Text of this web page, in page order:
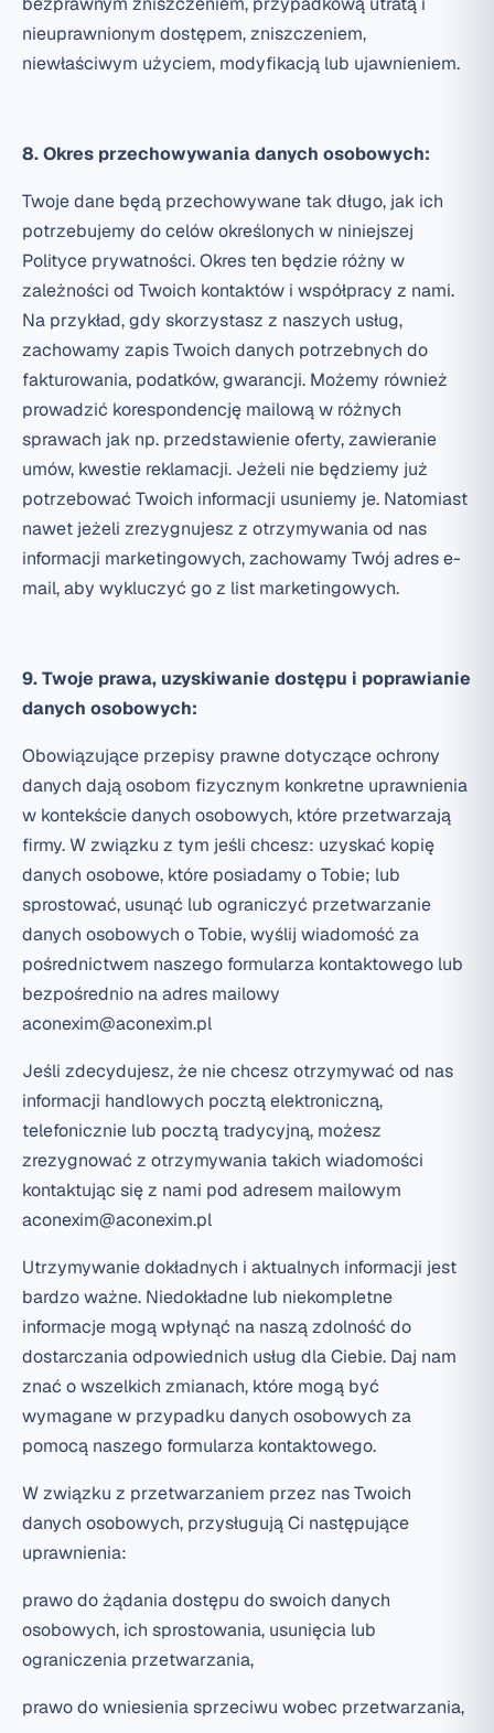
nieuprawnionym dostępem, zniszczeniem,
niewłaściwym użyciem, modyfikacją lub ujawnieniem.
8. Okres przechowywania danych osobowych:
Twoje dane będą przechowywane tak długo, jak ich
potrzebujemy do celów określonych w niniejszej
Polityce prywatności. Okres ten będzie różny w
zależności od Twoich kontaktów i współpracy z nami.
Na przykład, gdy skorzystasz z naszych usług,
zachowamy zapis Twoich danych potrzebnych do
fakturowania, podatków, gwarancji. Możemy również
prowadzić korespondencję mailową w różnych
sprawach jak np. przedstawienie oferty, zawieranie
umów, kwestie reklamacji. Jeżeli nie będziemy już
potrzebować Twoich informacji usuniemy je. Natomiast
nawet jeżeli zrezygnujesz z otrzymywania od nas
informacji marketingowych, zachowamy Twój adres e-
mail, aby wykluczyć go z list marketingowych.
9. Twoje prawa, uzyskiwanie dostępu i poprawianie
danych osobowych:
Obowiązujące przepisy prawne dotyczące ochrony
danych dają osobom fizycznym konkretne uprawnienia
w kontekście danych osobowych, które przetwarzają
firmy. W związku z tym jeśli chcesz: uzyskać kopię
danych osobowe, które posiadamy o Tobie; lub
sprostować, usunąć lub ograniczyć przetwarzanie
danych osobowych o Tobie, wyślij wiadomość za
pośrednictwem naszego formularza kontaktowego lub
bezpośrednio na adres mailowy
aconexim@aconexim.pl
Jeśli zdecydujesz, że nie chcesz otrzymywać od nas
informacji handlowych pocztą elektroniczną,
telefonicznie lub pocztą tradycyjną, możesz
zrezygnować z otrzymywania takich wiadomości
kontaktując się z nami pod adresem mailowym
aconexim@aconexim.pl
Utrzymywanie dokładnych i aktualnych informacji jest
bardzo ważne. Niedokładne lub niekompletne
informacje mogą wpłynąć na naszą zdolność do
dostarczania odpowiednich usług dla Ciebie. Daj nam
znać o wszelkich zmianach, które mogą być
wymagane w przypadku danych osobowych za
pomocą naszego formularza kontaktowego.
W związku z przetwarzaniem przez nas Twoich
danych osobowych, przysługują Ci następujące
uprawnienia:
prawo do żądania dostępu do swoich danych
osobowych, ich sprostowania, usunięcia lub
ograniczenia przetwarzania,
prawo do wniesienia sprzeciwu wobec przetwarzania,